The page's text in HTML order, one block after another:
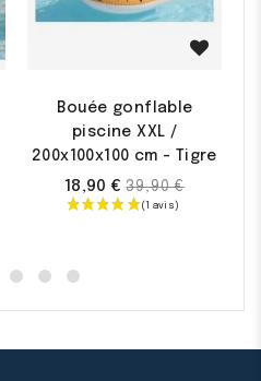
Promo !
Bouée gonflable
piscine XXL /
200x100x100 cm - Tigre
18,90 € Prix
de
39,90 €